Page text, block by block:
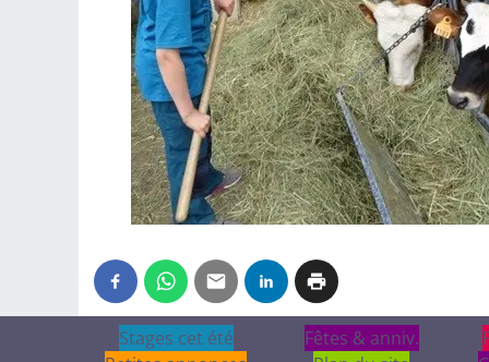
Stages cet été
Stages cet été Fêtes & anniv.
Fêtes & anniv.